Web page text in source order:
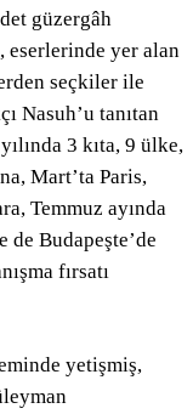
güzergâh
eserlerinde yer alan
seçkiler ile
Nasuh’u tanıtan
3 kıta, 9 ülke,
Mart’ta Paris,
Temmuz ayında
de Budapeşte’de
fırsatı
yetişmiş,